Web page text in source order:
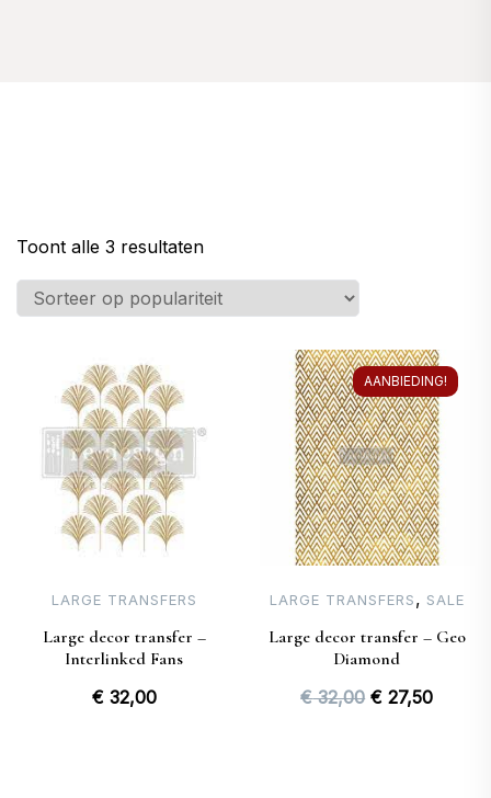
Toont alle 3 resultatenGesorteerd
op
populariteit
LARGE TRANSFERS
Large decor transfer –
Interlinked Fans
€32,00
AANBIEDING!
LARGE TRANSFERS, SALE
Large decor transfer – Geo
Diamond
€32,00 € 27,50